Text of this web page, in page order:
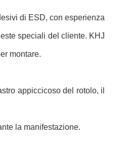
di ESD, con esperienza
speciali del cliente. KHJ
montare.
appiccicoso del rotolo, il
la manifestazione.